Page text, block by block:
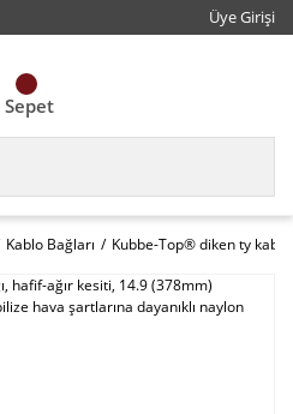
Üye Girişi
Sepet
Kablo Bağları Kubbe-Top® diken ty